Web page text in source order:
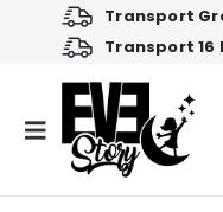
Transport
Transport 16